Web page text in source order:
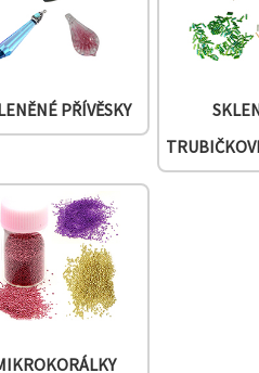
PŘÍVĚSKY